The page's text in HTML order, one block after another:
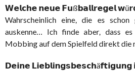
𝗪𝗲𝗹𝗰𝗵𝗲 𝗻𝗲𝘂𝗲 𝗙𝘂ß𝗯𝗮𝗹𝗹𝗿𝗲𝗴𝗲𝗹
Wahrscheinlich eine, die es
auskenne… Ich finde aber, dass
Mobbing auf dem Spielfeld direkt die
𝗗𝗲𝗶𝗻𝗲 𝗟𝗶𝗲𝗯𝗹𝗶𝗻𝗴𝘀𝗯𝗲𝘀𝗰𝗵ä𝗳𝘁𝗶𝗴𝘂𝗻𝗴